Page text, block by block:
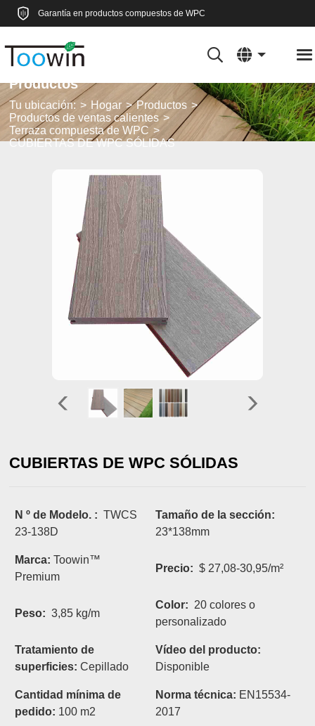
Garantía en productos compuestos de WPC
Productos
Tu ubicación: Hogar
Productos
Productos de ventas calientes
Terraza compuesta de WPC
CUBIERTAS DE WPC SÓLIDAS
CUBIERTAS DE WPC SÓLIDAS
N º de Modelo. :TWCS
23-138D
Tamaño de la sección:
23*138mm
Marca:Toowin™
Premium
Precio:$ 27,08-30,95/m²
Peso: 3,85 kg/m
Color:20 colores o
personalizado
Tratamiento de
superficies:Cepillado
Vídeo del producto:
Disponible
Cantidad mínima de
pedido: 100 m2
Norma técnica: EN15534-
2017